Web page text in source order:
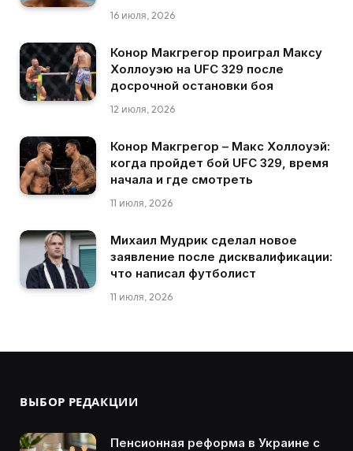
16 июля, 2026
Конор Макгрегор проиграл Максу
Холлоуэю на UFC 329 после
досрочной остановки боя
12 июля, 2026
Конор Макгрегор – Макс Холлоуэй:
когда пройдет бой UFC 329, время
начала и где смотреть
11 июля, 2026
Михаил Мудрик сделал новое
заявление после дисквалификации:
что написал футболист
11 июля, 2026
ВЫБОР РЕДАКЦИИ
Пенсионная реформа в Украине с